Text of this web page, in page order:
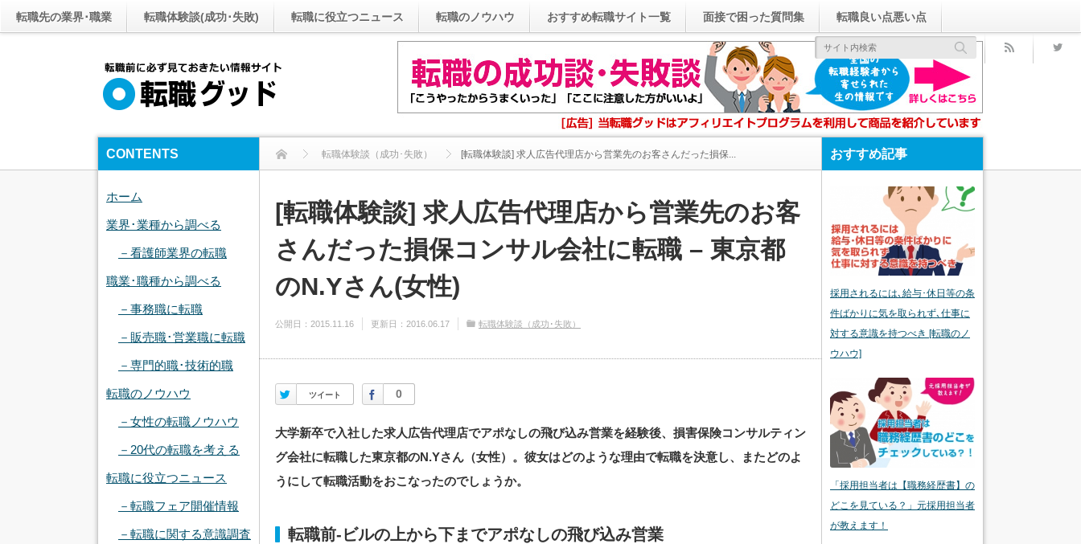
転職先の業界･職業 転職体験談(成功･失敗) 転職に役立つニュース 転職のノウハウ おすすめ転職サイト一覧 面接で困った質問集 転職良い点悪い点
rss
転職体験談（成功･失敗） [転職体験談] 求人広告代理店から営業先のお客さんだった損保...
[転職体験談] 求人広告代理店から営業先のお客
さんだった損保コンサル会社に転職 – 東京都
のN.Yさん(女性)
公開日： 2015.11.16 更新日： 2016.06.17 転職体験談（成功･失敗）
ツイート
Twitter 0
Facebook
大学新卒で入社した求人広告代理店でアポなしの飛び込み営業を経験後、損害保険コンサルティン
グ会社に転職した東京都のN.Yさん（女性）。彼女はどのような理由で転職を決意し、またどのよ
うにして転職活動をおこなったのでしょうか。
転職前-ビルの上から下までアポなしの飛び込み営業
CONTENTS
ホーム
業界･業種から調べる
－看護師業界の転職
職業･職種から調べる
－事務職に転職
－販売職･営業職に転職
－専門的職･技術的職
転職のノウハウ
－女性の転職ノウハウ
－20代の転職を考える
転職に役立つニュース
－転職フェア開催情報
－転職に関する意識調査
おすすめ記事
採用されるには､給与･休日等の条
件ばかりに気を取られず､仕事に
対する意識を持つべき [転職のノ
ウハウ]
「採用担当者は【職務経歴書】の
どこを見ている？」元採用担当者
が教えます！